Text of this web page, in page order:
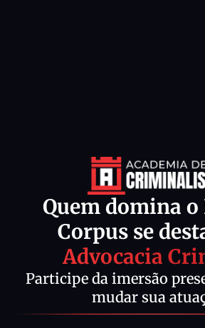
Quem domina o
Corpus se
Advocacia
Participe da imersão
mudar sua